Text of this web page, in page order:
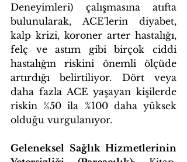
Deneyimleri) çalışmasına atıfta
bulunularak, ACE'lerin diyabet,
kalp krizi, koroner arter hastalığı,
felç ve astım gibi birçok ciddi
hastalığın riskini önemli ölçüde
artırdığı belirtiliyor. Dört veya
daha fazla ACE yaşayan kişilerde
riskin %50 ila %100 daha yüksek
olduğu vurgulanıyor.
Geleneksel Sağlık Hizmetlerinin